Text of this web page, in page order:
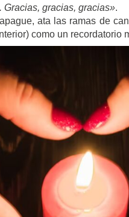
Gracias, gracias, gracias».
ata las ramas de
como un recordatorio